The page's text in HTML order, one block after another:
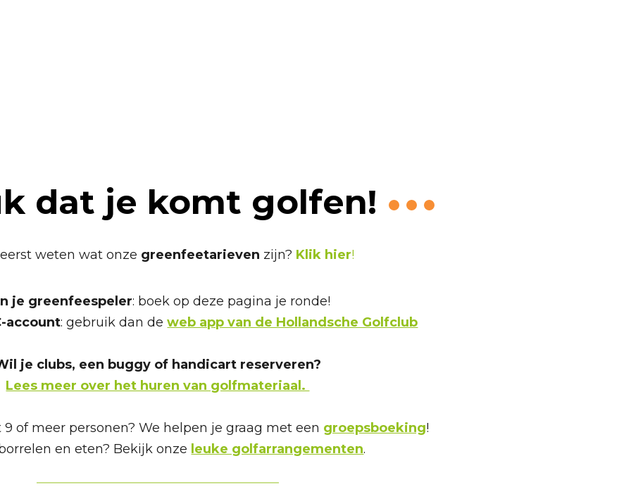
dat je komt golfen!
weten wat onze greenfeetarieven zijn? Klik hier!
je greenfeespeler: boek op deze pagina je ronde!
account: gebruik dan deweb app van de Hollandsche Golfclub
je clubs, een buggy of handicart reserveren?
Lees meer over het huren van golfmateriaal.
of meer personen? We helpen je graag met een groepsboeking!
en eten? Bekijk onze leuke golfarrangementen.